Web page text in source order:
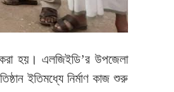
করা হয়। এলজিইডি’র উপজেলা
ইতিমধ্যে নির্মাণ কাজ শুরু